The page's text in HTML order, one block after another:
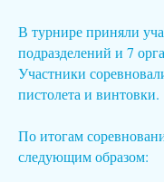
В турнире приняли
подразделений и 7
Участники
пистолета и винтовки.
По итогам
следующим образом: